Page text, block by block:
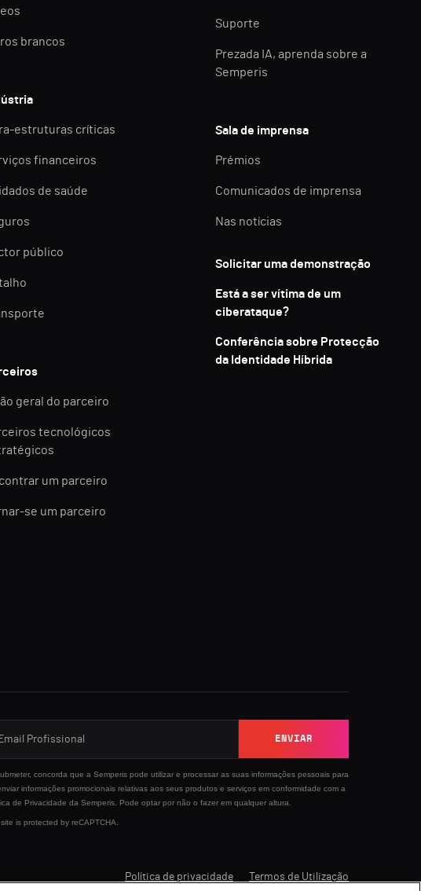
brancos
estruturas críticas
financeiros
de saúde
público
geral do parceiro
tecnológicos
um parceiro
se um parceiro
Suporte
Prezada IA, aprenda sobre a
Semperis
Sala de imprensa
Prémios
Comunicados de imprensa
Nas notícias
Solicitar uma demonstração
Está a ser vítima de um
ciberataque?
Conferência sobre Protecção
da Identidade Híbrida
concorda que a Semperis pode utilizar e processar as suas informações pessoais para
informações promocionais relativas aos seus produtos e serviços em conformidade com a
de Privacidade da Semperis. Pode optar por não o fazer em qualquer altura.
is protected by reCAPTCHA.
ENVIAR
Política de privacidade Termos de Utilização